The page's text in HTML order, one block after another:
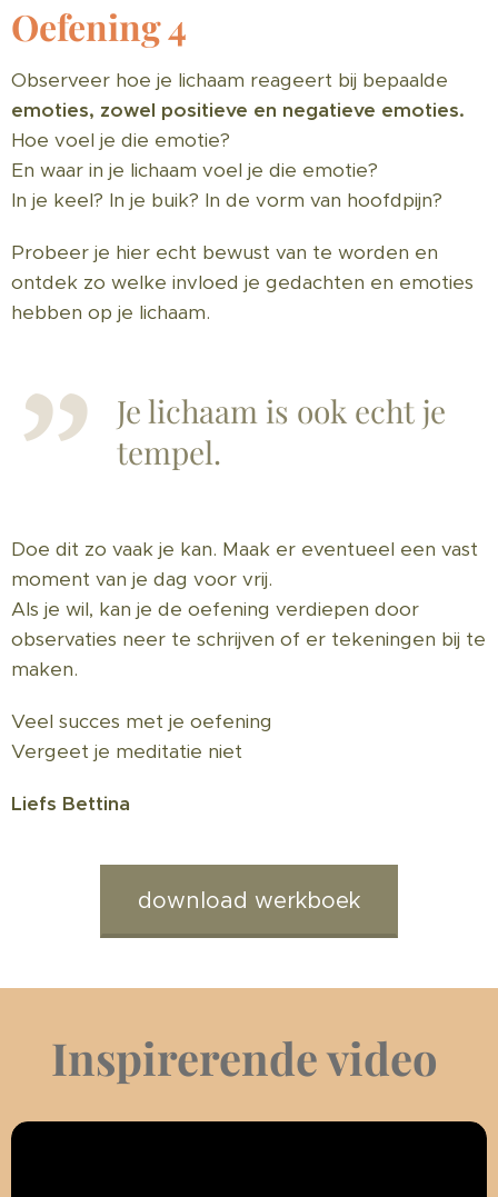
Oefening 4
Observeer hoe je lichaam reageert bij bepaalde
emoties, zowel positieve en negatieve emoties.
Hoe voel je die emotie?
En waar in je lichaam voel je die emotie?
In je keel? In je buik? In de vorm van hoofdpijn?
Probeer je hier echt bewust van te worden en
ontdek zo welke invloed je gedachten en emoties
hebben op je lichaam.
Je lichaam is ook echt je
tempel.🧡
Doe dit zo vaak je kan. Maak er eventueel een vast
moment van je dag voor vrij.
Als je wil, kan je de oefening verdiepen door
observaties neer te schrijven of er tekeningen bij te
maken.
Veel succes met je oefening
Vergeet je meditatie niet 😉
Liefs Bettina
download werkboek
Inspirerende video